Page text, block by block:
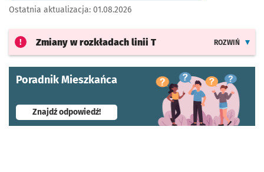
Ostatnia aktualizacja: 01.08.2026
Zmiany w rozkładach linii T ROZWIŃ
Poradnik Mieszkańca
Znajdź odpowiedź!- otworzy się w nowej karcie